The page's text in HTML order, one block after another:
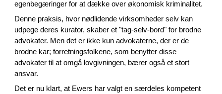
egenbegæringer for at dække over økonomisk kriminalitet.
Denne praksis, hvor nødlidende virksomheder selv kan
udpege deres kurator, skaber et "tag-selv-bord" for brodne
advokater. Men det er ikke kun advokaterne, der er de
brodne kar; forretningsfolkene, som benytter disse
advokater til at omgå lovgivningen, bærer også et stort
ansvar.
Det er nu klart, at Ewers har valgt en særdeles kompetent